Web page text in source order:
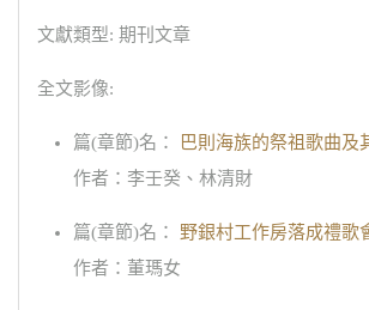
文獻類型: 期刊文章
全文影像:
篇(章節)名：
巴則海族的祭祖歌曲及
作者：李壬癸、林清財
篇(章節)名：
野銀村工作房落成禮歌
作者：董瑪女